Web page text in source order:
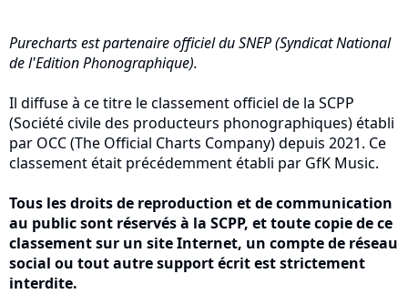
Purecharts est partenaire officiel du SNEP (Syndicat National
de l'Edition Phonographique).
Il diffuse à ce titre le classement officiel de la SCPP
(Société civile des producteurs phonographiques) établi
par OCC (The Official Charts Company) depuis 2021. Ce
classement était précédemment établi par GfK Music.
Tous les droits de reproduction et de communication
au public sont réservés à la SCPP, et toute copie de ce
classement sur un site Internet, un compte de réseau
social ou tout autre support écrit est strictement
interdite.